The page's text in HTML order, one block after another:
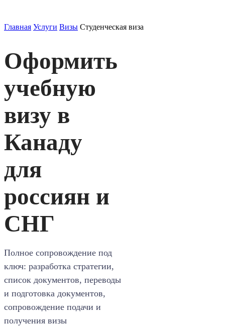
Главная Услуги Визы Студенческая виза
Оформить
учебную
визу в
Канаду
для
россиян и
СНГ
Полное сопровождение под
ключ: разработка стратегии,
список документов, переводы
и подготовка документов,
сопровождение подачи и
получения визы